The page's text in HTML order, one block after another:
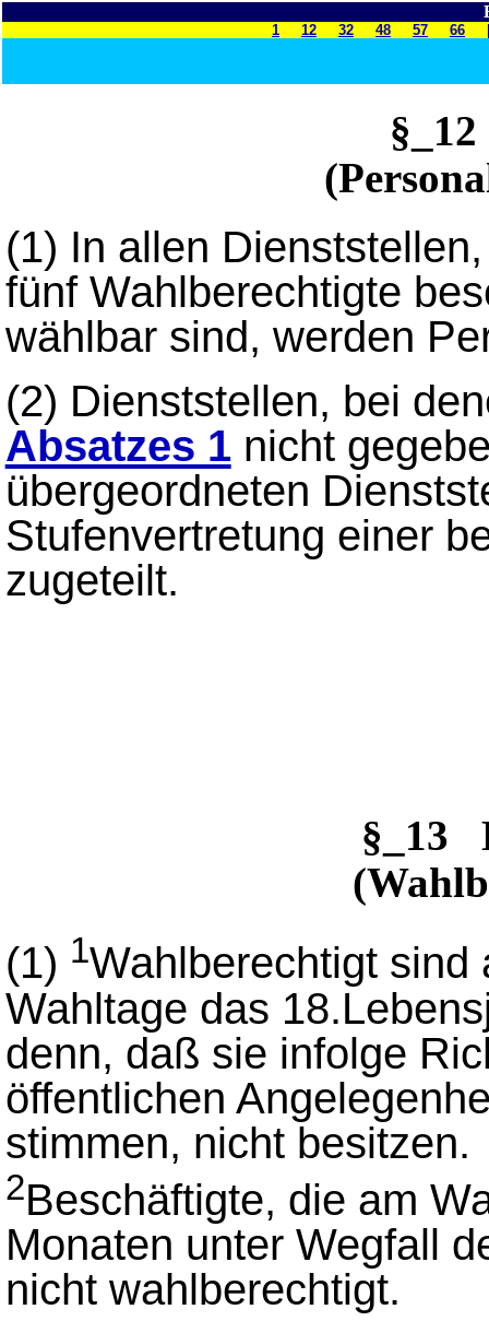
1 12 32 48 57 66
(1) In allen
fünf Wahlberechtigte
wählbar sind, werden
(2) Dienststellen, bei
Absatzes 1nicht
übergeordneten
Stufenvertretung einer
zugeteilt.
§_13
(1) 1Wahlberechtigt sind
Wahltage das
denn, daß sie infolge
öffentlichen
stimmen, nicht besitzen.
2Beschäftigte, die am
Monaten unter Wegfall
nicht wahlberechtigt.